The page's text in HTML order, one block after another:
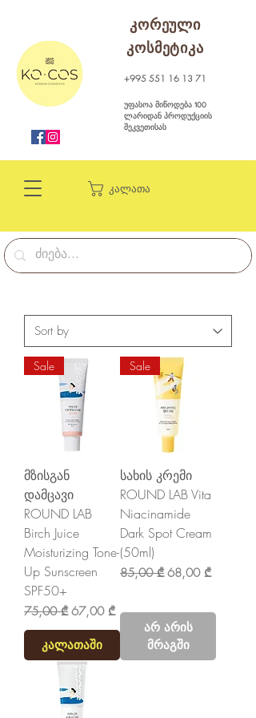
კალათა
კორეული
კოსმეტიკა
+995 551 16 13 71
უფასოა მიწოდება 100
ლარიდან პროდუქციის
შეკვეთისას
Sale
მზისგან
დამცავი
ROUND LAB
Birch Juice
Moisturizing Tone-
Up Sunscreen
SPF50+
Regular Price
75,00 ₾ Sale Price
67,00 ₾
კალათაში
Sale
სახის კრემი
ROUND LAB Vita
Niacinamide
Dark Spot Cream
(50ml)
Regular Price
85,00 ₾ Sale Price
68,00 ₾
არ არის
მრაგში